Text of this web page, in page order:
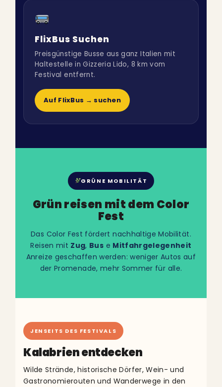
FlixBus Suchen
Preisgünstige Busse aus ganz Italien mit
Haltestelle in Gizzeria Lido, 8 km vom
Festival entfernt.
Auf FlixBus → suchen
GRÜNE MOBILITÄT
Grün reisen mit dem Color
Fest
Das Color Fest fördert nachhaltige Mobilität.
Reisen mit Zug, Bus e Mitfahrgelegenheit
Anreize geschaffen werden: weniger Autos auf
der Promenade, mehr Sommer für alle.
JENSEITS DES FESTIVALS
Kalabrien entdecken
Wilde Strände, historische Dörfer, Wein- und
Gastronomierouten und Wanderwege in den